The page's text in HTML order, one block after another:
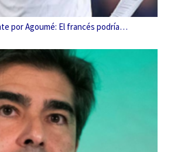
por Agoumé: El francés podría…